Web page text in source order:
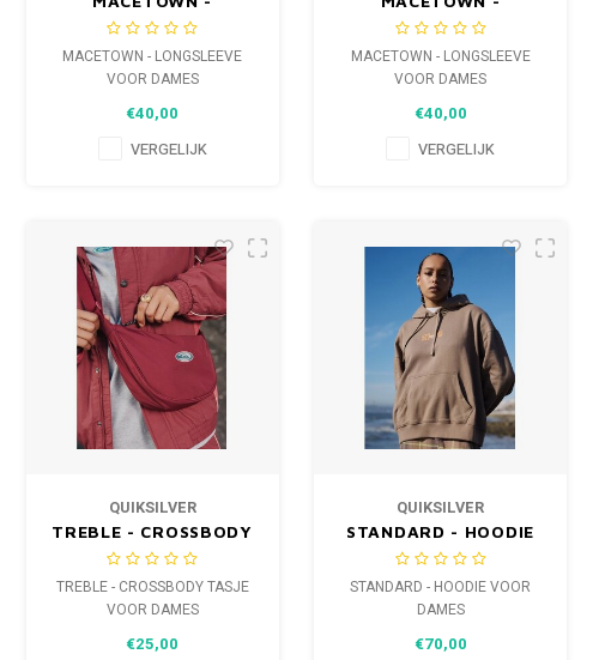
LONGSLEEVE VOOR
DAMES
MACETOWN - LONGSLEEVE
VOOR DAMES
€40,00
VERGELIJK
LONGSLEEVE VOOR
DAMES
MACETOWN - LONGSLEEVE
VOOR DAMES
€40,00
VERGELIJK
QUIKSILVER
TREBLE - CROSSBODY
TASJE VOOR DAMES
TREBLE - CROSSBODY TASJE
VOOR DAMES
€25,00
QUIKSILVER
STANDARD - HOODIE
VOOR DAMES
STANDARD - HOODIE VOOR
DAMES
€70,00